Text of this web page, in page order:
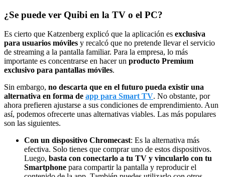
¿Se puede ver Quibi en la TV o el PC?
Es cierto que Katzenberg explicó que la aplicación es exclusiva
para usuarios móviles y recalcó que no pretende llevar el servicio
de streaming a la pantalla familiar. Para la empresa, lo más
importante es concentrarse en hacer un producto Premium
exclusivo para pantallas móviles.
Sin embargo, no descarta que en el futuro pueda existir una
alternativa en forma de app para Smart TV. No obstante, por
ahora prefieren ajustarse a sus condiciones de emprendimiento. Aun
así, podemos ofrecerte unas alternativas viables. Las más populares
son las siguientes.
Con un dispositivo Chromecast: Es la alternativa más
efectiva. Solo tienes que comprar uno de estos dispositivos.
Luego, basta con conectarlo a tu TV y vincularlo con tu
Smartphone para compartir la pantalla y reproducir el